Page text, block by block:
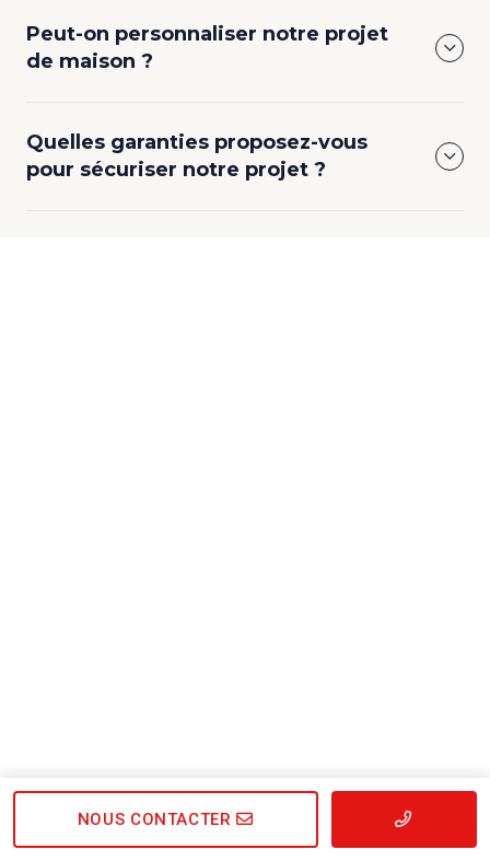
NOUS CONTACTER
Peut-on personnaliser notre projet
de maison ?
Quelles garanties proposez-vous
pour sécuriser notre projet ?